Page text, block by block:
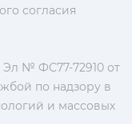
согласия
№ ФС77-72910 от
по надзору в
и массовых